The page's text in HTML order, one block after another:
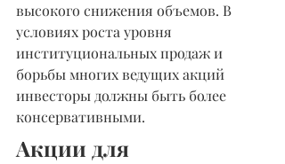
высокого снижения объемов. В
условиях роста уровня
институциональных продаж и
борьбы многих ведущих акций
инвесторы должны быть более
консервативными.
Акции для